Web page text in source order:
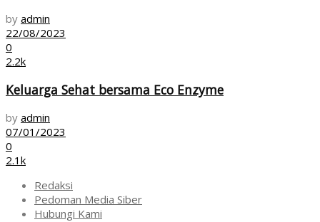
by admin
22/08/2023
0
2.2k
Keluarga Sehat bersama Eco Enzyme
by admin
07/01/2023
0
2.1k
Redaksi
Pedoman Media Siber
Hubungi Kami